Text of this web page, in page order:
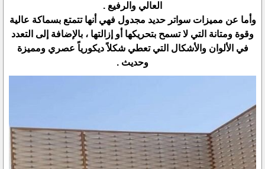
العالي والرفيع .
وأما عن مميزات سواتر حديد مجدول فهي أنها تتمتع بسماكة عالية
وقوة ومتانة التي لا تسمح بتحريكها أو إزالتها ، بالإضافة إلى التعدد
في الألوان والأشكال التي تعطي شكلاً ديكورياً عصري ومميزة
وحديث .